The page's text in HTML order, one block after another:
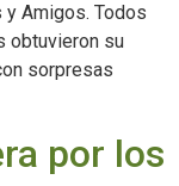
y Amigos. Todos
obtuvieron su
sorpresas
por los